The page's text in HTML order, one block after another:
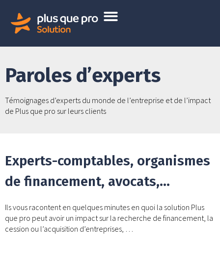
Paroles d’experts
Témoignages d’experts du monde de l’entreprise et de l’impact
de Plus que pro sur leurs clients
Experts-comptables, organismes
de financement, avocats,…
Ils vous racontent en quelques minutes en quoi la solution Plus
que pro peut avoir un impact sur la recherche de financement, la
cession ou l’acquisition d’entreprises, …